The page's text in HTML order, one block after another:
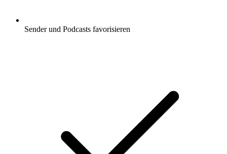
Sender und Podcasts favorisieren